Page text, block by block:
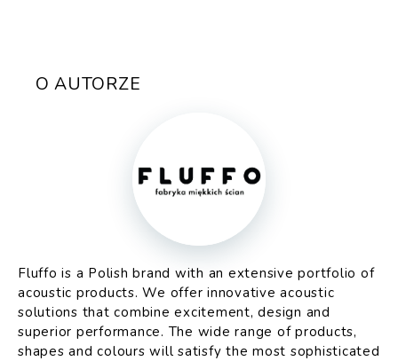
O AUTORZE
Fluffo is a Polish brand with an extensive portfolio of
acoustic products. We offer innovative acoustic
solutions that combine excitement, design and
superior performance. The wide range of products,
shapes and colours will satisfy the most sophisticated